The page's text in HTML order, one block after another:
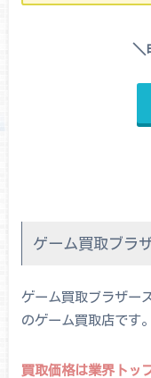
＼
ゲーム買取ブラ
ゲーム買取ブラザー
のゲーム買取店です。
買取価格は業界トッ